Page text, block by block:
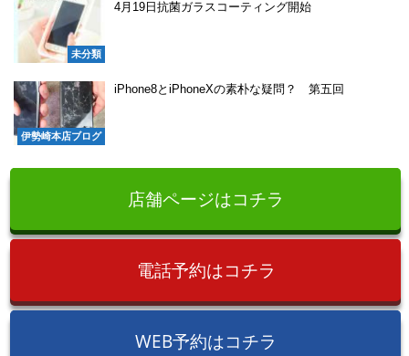
未分類
4月19日抗菌ガラスコーティング開始
伊勢崎本店ブログ
iPhone8とiPhoneXの素朴な疑問？ 第五回
店舗ページはコチラ
電話予約はコチラ
WEB予約はコチラ